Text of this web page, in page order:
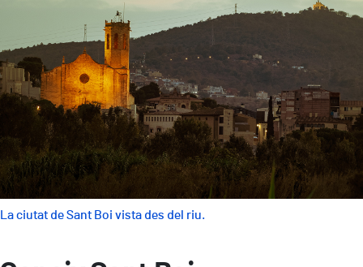
La ciutat de Sant Boi vista des del riu.